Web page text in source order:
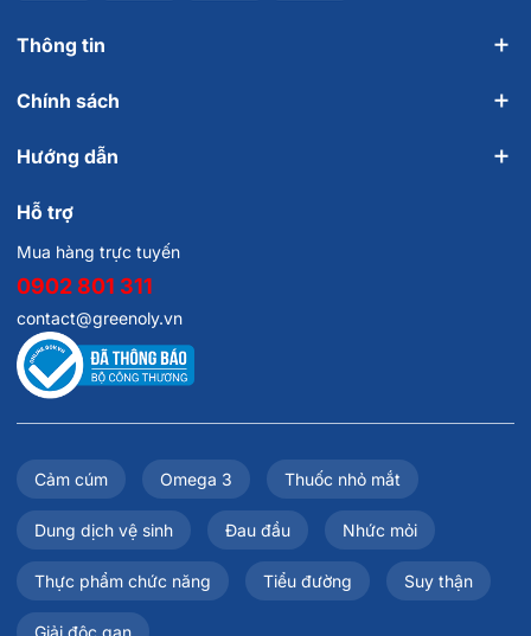
🌐Website:
Thông tin
Chính sách
Hướng dẫn
Hỗ trợ
Mua hàng trực tuyến
0902 801 311
contact@greenoly.vn
Cảm cúm Omega 3 Thuốc nhỏ mắt
Dung dịch vệ sinh Đau đầu Nhức mỏi
Thực phẩm chức năng Tiểu đường Suy thận
Giải độc gan